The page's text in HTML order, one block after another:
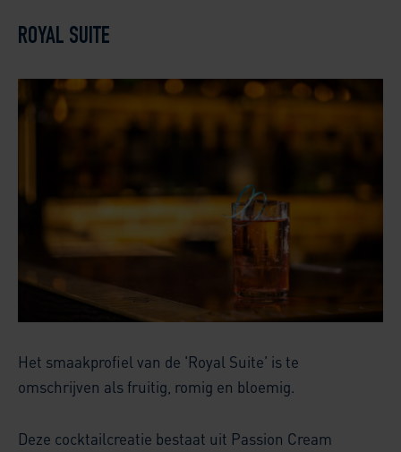
ROYAL SUITE
Het smaakprofiel van de 'Royal Suite' is te
omschrijven als fruitig, romig en bloemig.
Deze cocktailcreatie bestaat uit Passion Cream